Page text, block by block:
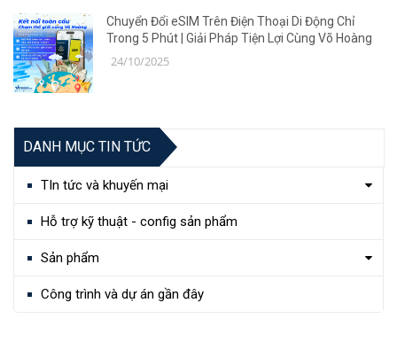
Chuyển Đổi eSIM Trên Điện Thoại Di Động Chỉ
Trong 5 Phút | Giải Pháp Tiện Lợi Cùng Võ Hoàng
24/10/2025
DANH MỤC TIN TỨC
TIn tức và khuyến mại
Hỗ trợ kỹ thuật - config sản phẩm
Sản phẩm
Công trình và dự án gần đây